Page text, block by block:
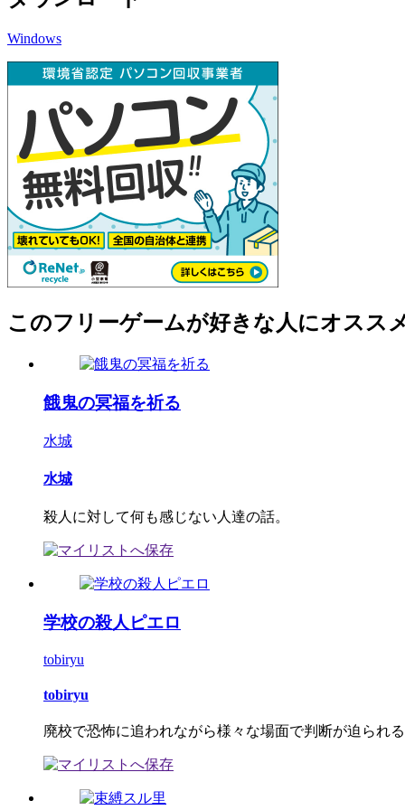
Windows
このフリーゲームが好きな人にオスス
餓鬼の冥福を祈る
水城
水城
殺人に対して何も感じない人達の話。
学校の殺人ピエロ
tobiryu
tobiryu
廃校で恐怖に追われながら様々な場面で判断が迫られ